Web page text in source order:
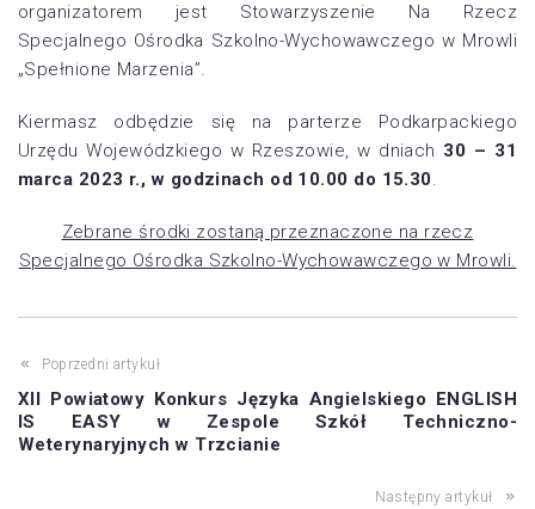
organizatorem jest Stowarzyszenie Na Rzecz
Specjalnego Ośrodka Szkolno-Wychowawczego w Mrowli
„Spełnione Marzenia”.
Kiermasz odbędzie się na parterze Podkarpackiego
Urzędu Wojewódzkiego w Rzeszowie, w dniach 30 – 31
marca 2023 r., w godzinach od 10.00 do 15.30.
Zebrane środki zostaną przeznaczone na rzecz
Specjalnego Ośrodka Szkolno-Wychowawczego w Mrowli.
Poprzedni artykuł
XII Powiatowy Konkurs Języka Angielskiego ENGLISH
IS EASY w Zespole Szkół Techniczno-
Weterynaryjnych w Trzcianie
Następny artykuł